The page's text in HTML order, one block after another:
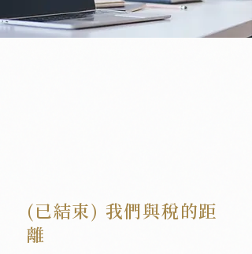
(已結束) 我們與稅的距
離